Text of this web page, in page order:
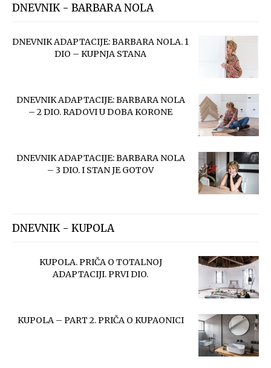
DNEVNIK - BARBARA NOLA
DNEVNIK ADAPTACIJE: BARBARA NOLA. 1
DIO – KUPNJA STANA
DNEVNIK ADAPTACIJE: BARBARA NOLA
– 2 DIO. RADOVI U DOBA KORONE
DNEVNIK ADAPTACIJE: BARBARA NOLA
– 3 DIO. I STAN JE GOTOV
DNEVNIK - KUPOLA
KUPOLA. PRIČA O TOTALNOJ
ADAPTACIJI. PRVI DIO.
KUPOLA – PART 2. PRIČA O KUPAONICI